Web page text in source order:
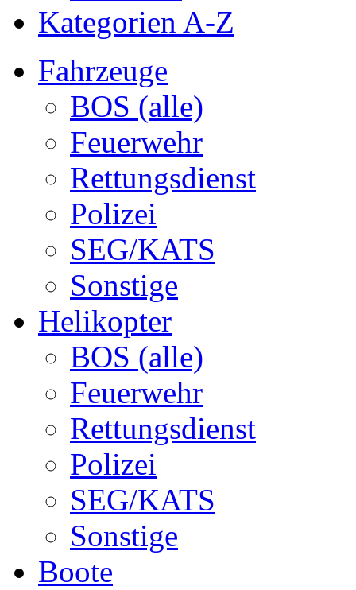
Kategorien A-Z
Fahrzeuge
BOS (alle)
Feuerwehr
Rettungsdienst
Polizei
SEG/KATS
Sonstige
Helikopter
BOS (alle)
Feuerwehr
Rettungsdienst
Polizei
SEG/KATS
Sonstige
Boote